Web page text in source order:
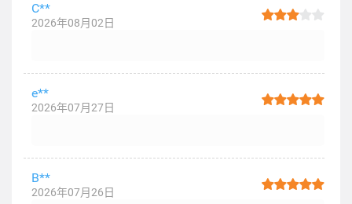
C**
2026年08月02日
e**
2026年07月27日
B**
2026年07月26日